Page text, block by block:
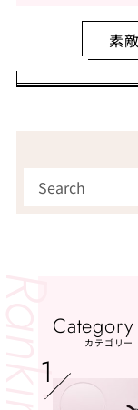
素
Category
カテゴリー